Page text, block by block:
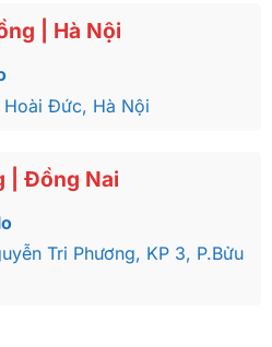
| Hà Nội
Đức, Hà Nội
| Đồng Nai
Tri Phương, KP 3, P.Bửu